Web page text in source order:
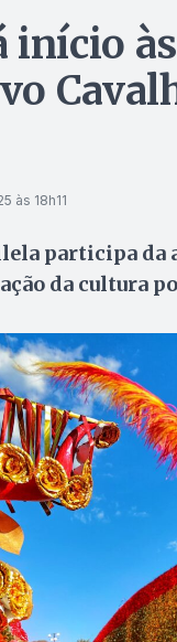
às 18h11
participa da
da cultura